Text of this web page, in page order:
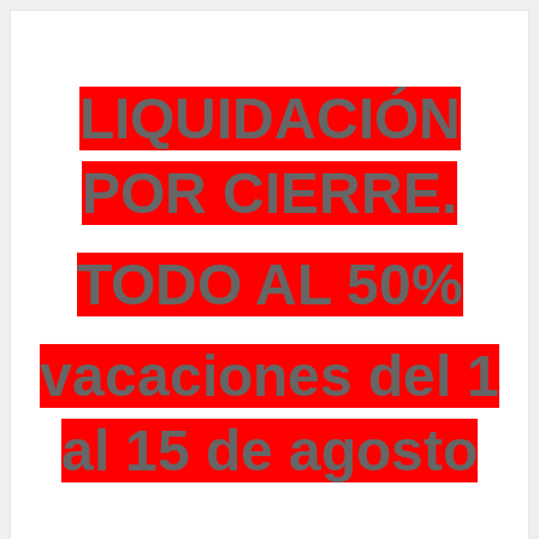
LIQUIDACIÓN
POR CIERRE.
TODO AL 50%
vacaciones del 1
al 15 de agosto